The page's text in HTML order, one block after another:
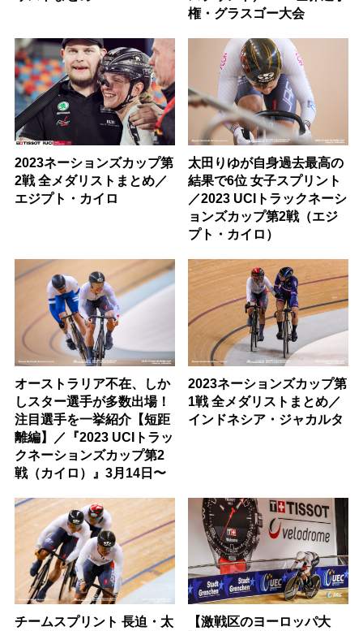
権・グラスゴー大会
2023ネーションズカップ第
2戦 全メダリストまとめ／
エジプト・カイロ
太田りゆが自身過去最高の
結果で6位 女子スプリント
／2023 UCIトラックネーシ
ョンズカップ第2戦（エジ
プト・カイロ）
オーストラリア不在、しか
しスター選手が多数出場！
注目選手を一挙紹介【短距
離編】／『2023 UCIトラッ
クネーションズカップ第2
戦（カイロ）』3月14日〜
2023ネーションズカップ第
1戦 全メダリストまとめ／
インドネシア・ジャカルタ
チームスプリント 長迫・太
【激戦区のヨーロッパ大